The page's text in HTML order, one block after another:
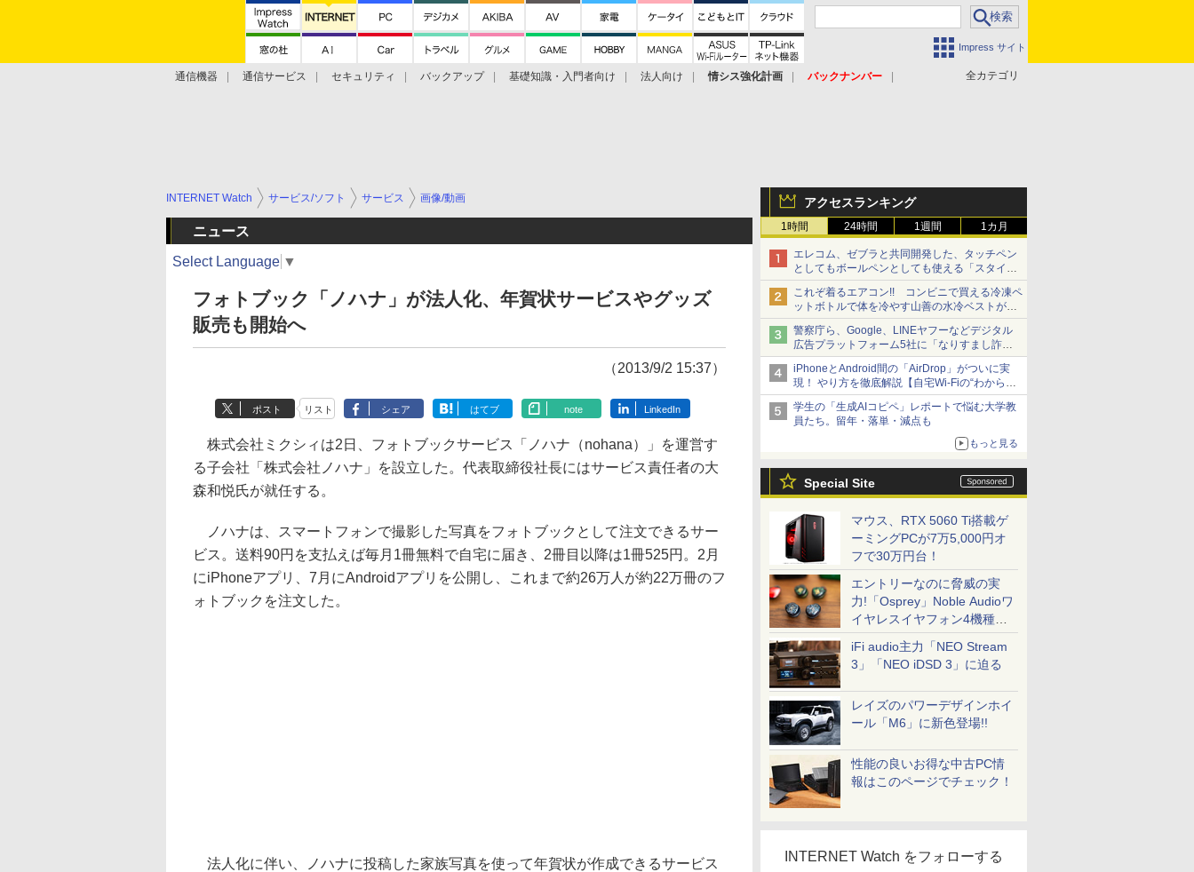
Impress サイト
全カテゴリ
通信機器 通信サービス セキュリティ バックアップ 基礎知識・入門者向け 法人向け 情シス強化計画
バックナンバー
アクセスランキング
1時間 24時間 1週間 1カ月
エレコム、ゼブラと共同開発した、タッチペン
としてもボールペンとしても使える「スタイラ
スツーウェイ」発売 iPadにも紙にも、持ち替
えずに書き込める
これぞ着るエアコン!! コンビニで買える冷凍ペ
ットボトルで体を冷やす山善の水冷ベストがロ
ードバイクにちょうどいい【ぼっち・ざ・ろー
ど！その14】【空いた時間でなにしてる？】
警察庁ら、Google、LINEヤフーなどデジタル
広告プラットフォーム5社に「なりすまし詐欺
広告」対策強化を要請 著名人の写真や映像を
使った投資詐欺などへの対策として
iPhoneとAndroid間の「AirDrop」がついに実
現！ やり方を徹底解説【自宅Wi-Fiの“わからな
い”をスッキリ！】
学生の「生成AIコピペ」レポートで悩む大学教
員たち。留年・落単・減点も
もっと見る
Special Site
マウス、RTX 5060 Ti搭載ゲ
ーミングPCが7万5,000円オ
フで30万円台！
エントリーなのに脅威の実
力!「Osprey」Noble Audioワ
イヤレスイヤフォン4機種を
一気に聴く
iFi audio主力「NEO Stream
3」「NEO iDSD 3」に迫る
レイズのパワーデザインホイ
ール「M6」に新色登場!!
性能の良いお得な中古PC情
報はこのページでチェック！
INTERNET Watch をフォローする
INTERNET Watch サービス/ソフト サービス 画像/動画
ニュース
Select Language ▼
フォトブック「ノハナ」が法人化、年賀状サービスやグッズ
販売も開始へ
（2013/9/2 15:37）
ポスト リスト シェア はてブ note LinkedIn
株式会社ミクシィは2日、フォトブックサービス「ノハナ（nohana）」を運営す
る子会社「株式会社ノハナ」を設立した。代表取締役社長にはサービス責任者の大
森和悦氏が就任する。
ノハナは、スマートフォンで撮影した写真をフォトブックとして注文できるサー
ビス。送料90円を支払えば毎月1冊無料で自宅に届き、2冊目以降は1冊525円。2月
にiPhoneアプリ、7月にAndroidアプリを公開し、これまで約26万人が約22万冊のフ
ォトブックを注文した。
法人化に伴い、ノハナに投稿した家族写真を使って年賀状が作成できるサービス